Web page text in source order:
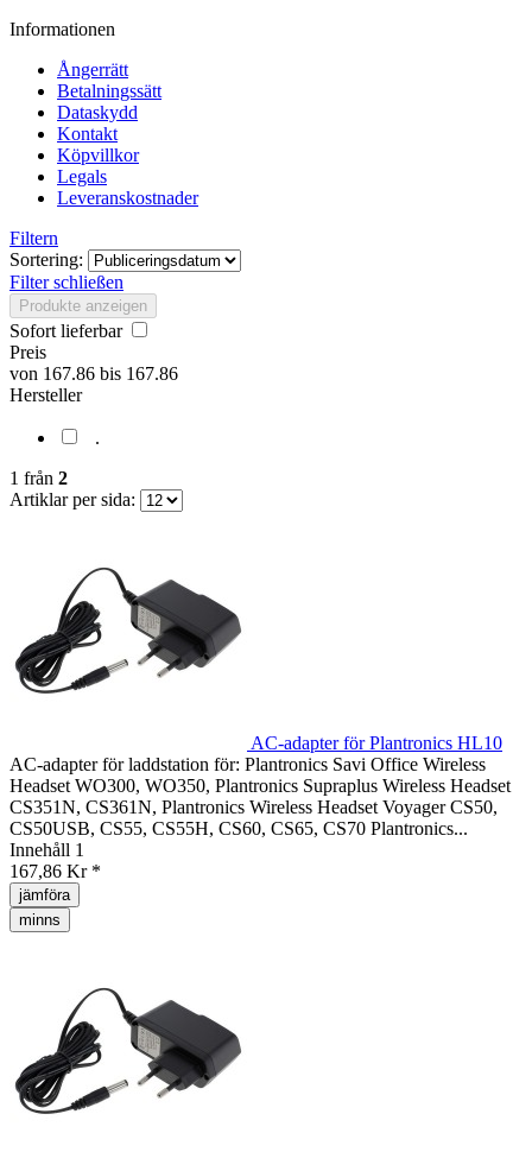
Informationen
Ångerrätt
Betalningssätt
Dataskydd
Kontakt
Köpvillkor
Legals
Leveranskostnader
Filtern
Sortering:
Filter schließen
Produkte anzeigen
Sofort lieferbar
Preis
von 167.86 bis 167.86
Hersteller
.
1 från 2
Artiklar per sida:
AC-adapter för Plantronics HL10
AC-adapter för laddstation för: Plantronics Savi Office Wireless
Headset WO300, WO350, Plantronics Supraplus Wireless Headset
CS351N, CS361N, Plantronics Wireless Headset Voyager CS50,
CS50USB, CS55, CS55H, CS60, CS65, CS70 Plantronics...
Innehåll 1
167,86 Kr *
jämföra
minns